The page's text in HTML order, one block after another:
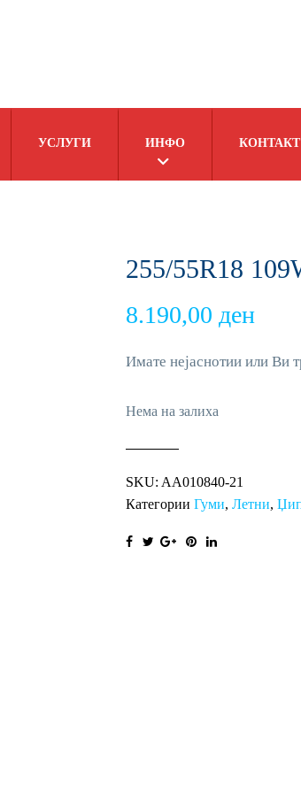
УСЛУГИ ИНФО КОНТАКТ
255/55R18
8.190,00 ден
Имате нејаснотии или Ви
Нема на залиха
SKU: AA010840-21
Категории Гуми, Летни,